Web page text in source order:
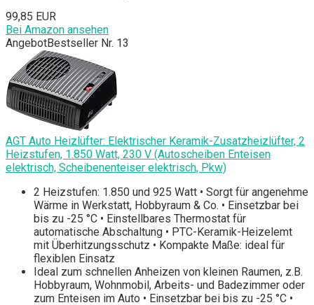
99,85 EUR
Bei Amazon ansehen
AngebotBestseller Nr. 13
AGT Auto Heizlüfter: Elektrischer Keramik-Zusatzheizlüfter, 2
Heizstufen, 1.850 Watt, 230 V (Autoscheiben Enteisen
elektrisch, Scheibenenteiser elektrisch, Pkw)
2 Heizstufen: 1.850 und 925 Watt • Sorgt für angenehme
Wärme in Werkstatt, Hobbyraum & Co. • Einsetzbar bei
bis zu -25 °C • Einstellbares Thermostat für
automatische Abschaltung • PTC-Keramik-Heizelemt
mit Überhitzungsschutz • Kompakte Maße: ideal für
flexiblen Einsatz
Ideal zum schnellen Anheizen von kleinen Raumen, z.B.
Hobbyraum, Wohnmobil, Arbeits- und Badezimmer oder
zum Enteisen im Auto • Einsetzbar bei bis zu -25 °C •